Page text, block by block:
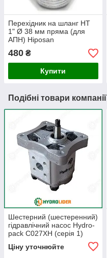
Перехідник на шланг НТ
1" Ø 38 мм пряма (для
АПН) Hiposan
480 ₴
Купити
Подібні товари компанії
Шестерний (шестеренний)
гідравлічний насос Hydro-
pack C027XH (серія 1)
Ціну уточнюйте